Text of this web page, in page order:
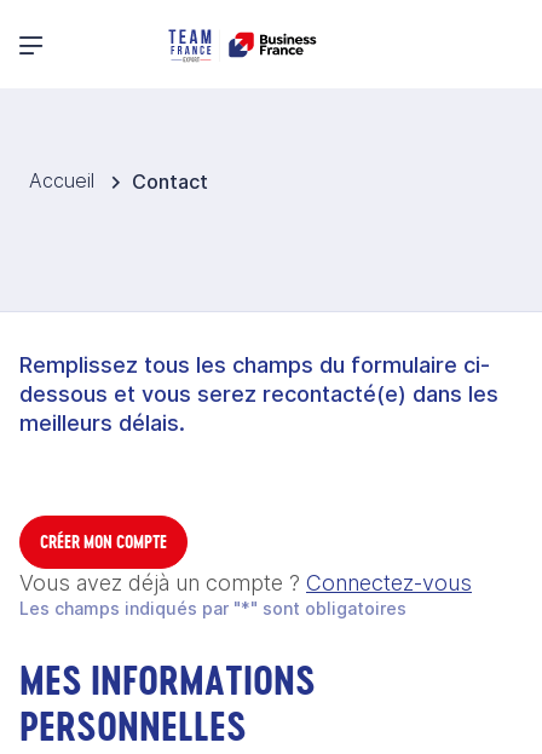
Menu principal
Accueil Contact
Remplissez tous les champs du formulaire ci-
dessous et vous serez recontacté(e) dans les
meilleurs délais.
CRÉER MON COMPTE
Vous avez déjà un compte ? Connectez-vous
Les champs indiqués par "*" sont obligatoires
MES INFORMATIONS
PERSONNELLES